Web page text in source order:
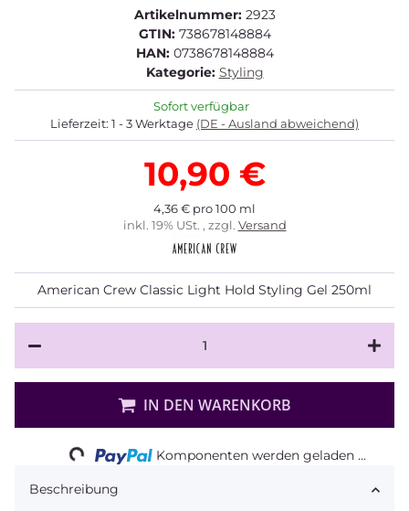
Artikelnummer: 2923
GTIN: 738678148884
HAN: 0738678148884
Kategorie: Styling
Sofort verfügbar
Lieferzeit: 1 - 3 Werktage (DE - Ausland abweichend)
10,90 €
4,36 € pro 100 ml
inkl. 19% USt. , zzgl. Versand
American Crew Classic Light Hold Styling Gel 250ml
IN DEN WARENKORB
Loading... Komponenten werden geladen ...
Beschreibung